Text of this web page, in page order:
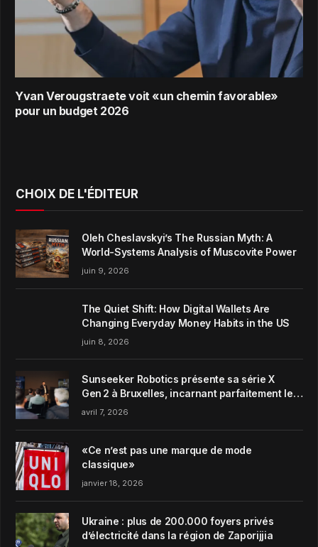
Yvan Verougstraete voit «un chemin favorable»
pour un budget 2026
CHOIX DE L'ÉDITEUR
Oleh Cheslavskyi’s The Russian Myth: A
World-Systems Analysis of Muscovite Power
juin 9, 2026
The Quiet Shift: How Digital Wallets Are
Changing Everyday Money Habits in the US
juin 8, 2026
Sunseeker Robotics présente sa série X
Gen 2 à Bruxelles, incarnant parfaitement le
concept de Garden Harmony de la marque
avril 7, 2026
«Ce n’est pas une marque de mode
classique»
janvier 18, 2026
Ukraine : plus de 200.000 foyers privés
d’électricité dans la région de Zaporijjia